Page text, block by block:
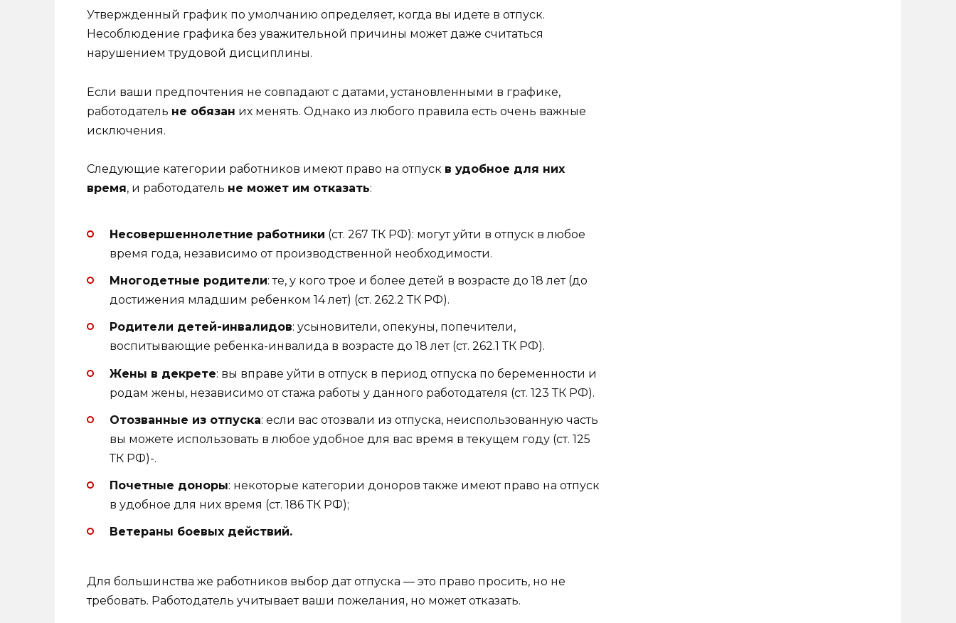
Утвержденный график по умолчанию определяет, когда вы идете в отпуск.
Несоблюдение графика без уважительной причины может даже считаться
нарушением трудовой дисциплины.
Если ваши предпочтения не совпадают с датами, установленными в графике,
работодатель не обязан их менять. Однако из любого правила есть очень важные
исключения.
Следующие категории работников имеют право на отпуск в удобное для них
время, и работодатель не может им отказать:
Несовершеннолетние работники (ст. 267 ТК РФ): могут уйти в отпуск в любое
время года, независимо от производственной необходимости.
Многодетные родители: те, у кого трое и более детей в возрасте до 18 лет (до
достижения младшим ребенком 14 лет) (ст. 262.2 ТК РФ).
Родители детей-инвалидов: усыновители, опекуны, попечители,
воспитывающие ребенка-инвалида в возрасте до 18 лет (ст. 262.1 ТК РФ).
Жены в декрете: вы вправе уйти в отпуск в период отпуска по беременности и
родам жены, независимо от стажа работы у данного работодателя (ст. 123 ТК РФ).
Отозванные из отпуска: если вас отозвали из отпуска, неиспользованную часть
вы можете использовать в любое удобное для вас время в текущем году (ст. 125
ТК РФ)-.
Почетные доноры: некоторые категории доноров также имеют право на отпуск
в удобное для них время (ст. 186 ТК РФ);
Ветераны боевых действий.
Для большинства же работников выбор дат отпуска — это право просить, но не
требовать. Работодатель учитывает ваши пожелания, но может отказать.